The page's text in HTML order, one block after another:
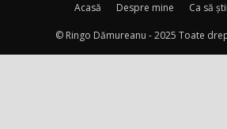
Acasă Despre mine Ca să știi
© Ringo Dămureanu - 2025 Toate